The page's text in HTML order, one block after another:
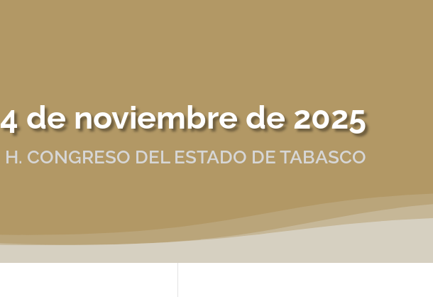
4 de noviembre de 2025
H. CONGRESO DEL ESTADO DE TABASCO